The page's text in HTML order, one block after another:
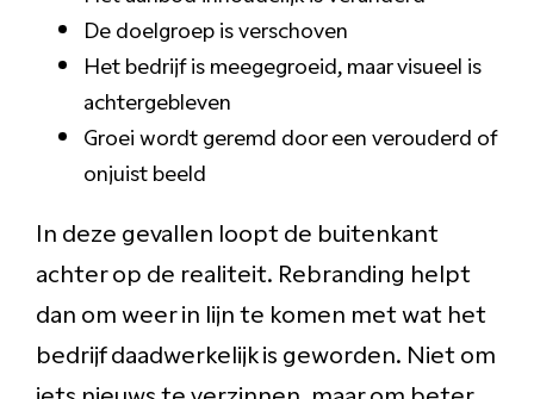
De doelgroep is verschoven
Het bedrijf is meegegroeid, maar visueel is
achtergebleven
Groei wordt geremd door een verouderd of
onjuist beeld
In deze gevallen loopt de buitenkant
achter op de realiteit. Rebranding helpt
dan om weer in lijn te komen met wat het
bedrijf daadwerkelijk is geworden. Niet om